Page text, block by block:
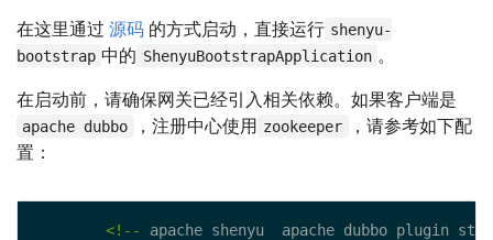
在这里通过 源码 的方式启动，直接运行 shenyu-
bootstrap 中的 ShenyuBootstrapApplication 。
在启动前，请确保网关已经引入相关依赖。如果客户端是
apache dubbo ，注册中心使用 zookeeper
，请参考如下配
置：
<!--
apache shenyu  apache dubbo plugin